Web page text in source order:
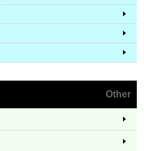
Other